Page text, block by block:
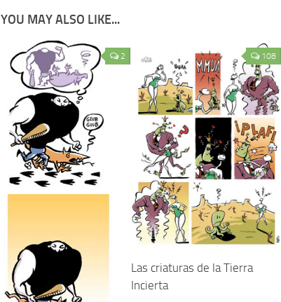
YOU MAY ALSO LIKE...
2 108
Las criaturas de la Tierra
Incierta